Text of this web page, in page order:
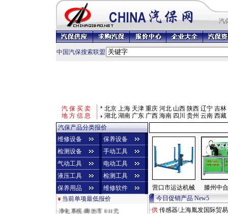
汽
中国汽保搜索联盟
汽 保 买 卖
地 方 信 息
北京 上海 天津 重庆 河北 山西 陕西 辽宁 吉林
湖北 湖南 广东 广西 海南 四川 贵州 云南 西藏
汽保产品分类报价
维修设备
保养设备
检测设备
手动工具
气动工具
电动工具
液压工具
检测工具
保养用品
维修软件
当前单项最低报价
·烤漆房/济南市 010元
·净化系统/廊坊市 011元
营口市运达机械
滕州中
今日促销产品 New5
·供 传感器/上海胤发国际贸